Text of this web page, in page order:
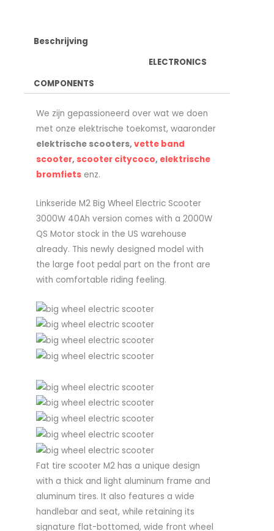
Beschrijving
ELECTRONICS
COMPONENTS
We zijn gepassioneerd over wat we doen
met onze elektrische toekomst, waaronder
elektrische scooters, vette band
scooter, scooter citycoco, elektrische
bromfiets enz.
Linkseride M2 Big Wheel Electric Scooter
3000W 40Ah version comes with a 2000W
QS Motor stock in the US warehouse
already. This newly designed model with
the large foot pedal part on the front are
with comfortable riding feeling.
Fat tire scooter M2 has a unique design
with a thick and light aluminum frame and
aluminum tires. It also features a wide
handlebar and seat, while retaining its
signature flat-bottomed, wide front wheel